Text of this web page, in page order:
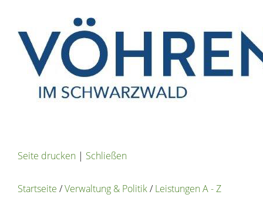
Seite drucken | Schließen
Startseite /Verwaltung & Politik/Leistungen A - Z